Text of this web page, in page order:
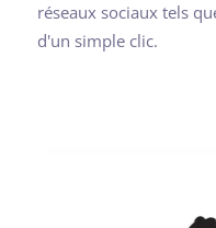
réseaux sociaux tels
d'un simple clic.